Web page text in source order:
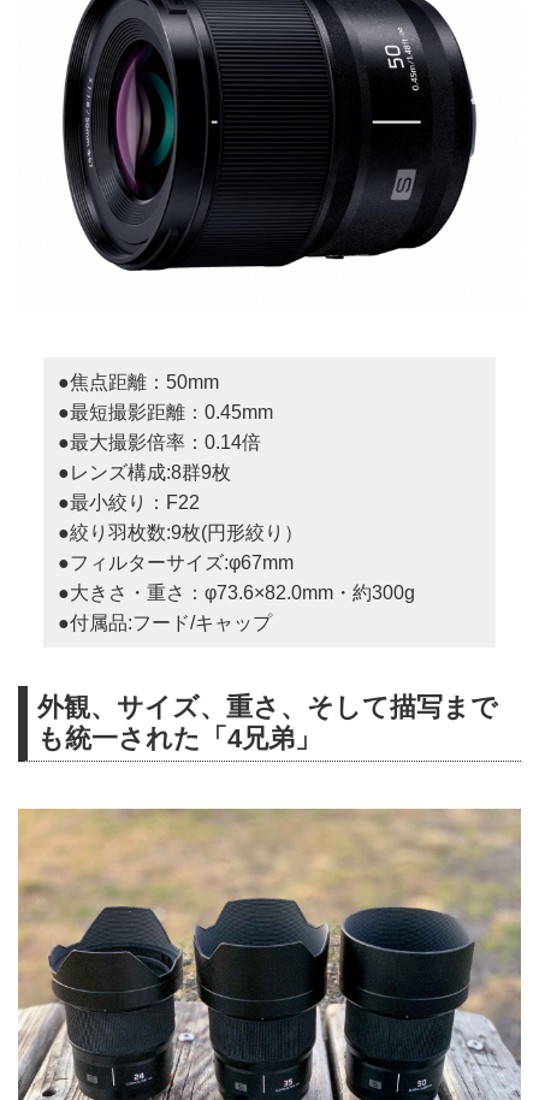
●焦点距離：50mm
●最短撮影距離：0.45mm
●最大撮影倍率：0.14倍
●レンズ構成:8群9枚
●最小絞り：F22
●絞り羽枚数:9枚(円形絞り）
●フィルターサイズ:φ67mm
●大きさ・重さ：φ73.6×82.0mm・約300g
●付属品:フード/キャップ
外観、サイズ、重さ、そして描写まで
も統一された「4兄弟」